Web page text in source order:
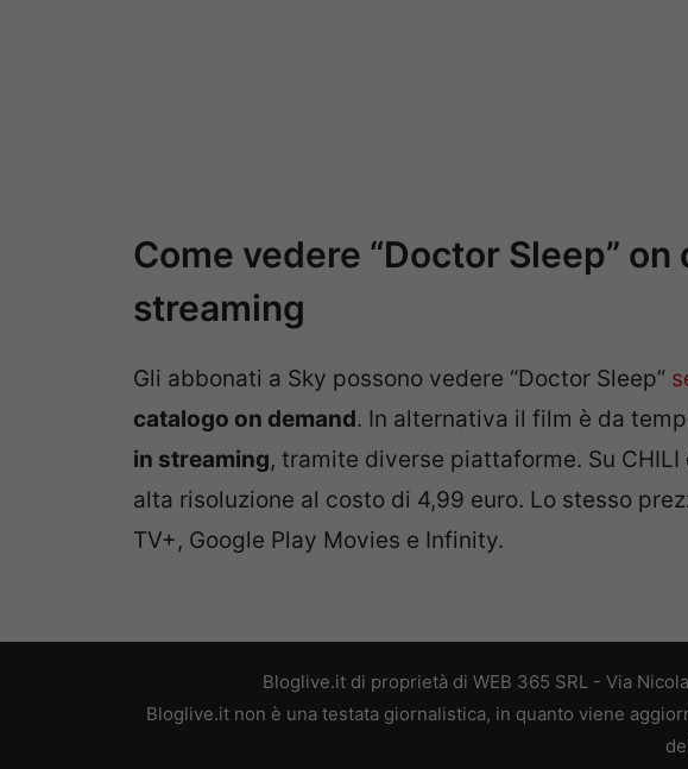
Come vedere “Doctor Sleep”
streaming
Gli abbonati a Sky possono vedere “Doctor Sleep”
catalogo on demand. In alternativa il film è da
in streaming, tramite diverse piattaforme. Su
alta risoluzione al costo di 4,99 euro. Lo stesso
TV+, Google Play Movies e Infinity.
Bloglive.it di proprietà di WEB 365 SRL - Via
Bloglive.it non è una testata giornalistica, in quanto viene